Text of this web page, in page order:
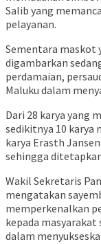
Salib yang
pelayanan.
Sementara maskot
digambarkan
perdamaian,
Maluku dalam
Dari 28 karya yang
sedikitnya 10 karya
karya Erasth
sehingga
Wakil Sekretaris
mengatakan
memperkenalkan
kepada
dalam